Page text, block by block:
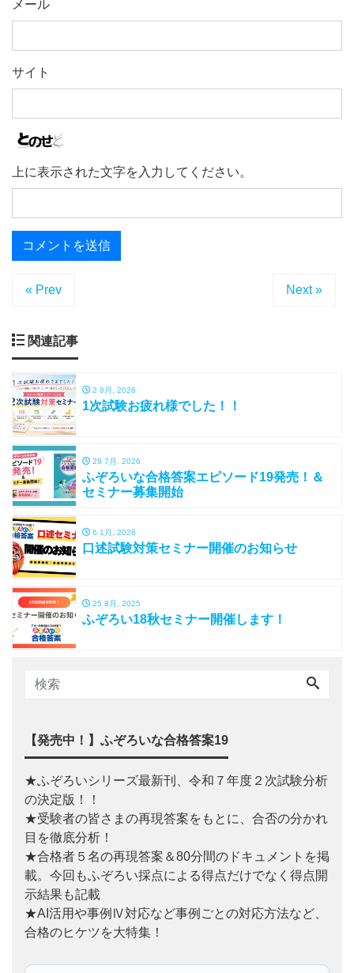
メール
サイト
上に表示された文字を入力してください。
« Prev Next »
関連記事
2 8月, 2026
1次試験お疲れ様でした！！
29 7月, 2026
ふぞろいな合格答案エピソード19発売！＆
セミナー募集開始
6 1月, 2026
口述試験対策セミナー開催のお知らせ
25 8月, 2025
ふぞろい18秋セミナー開催します！
【発売中！】ふぞろいな合格答案19
★ふぞろいシリーズ最新刊、令和７年度２次試験分析
の決定版！！
★受験者の皆さまの再現答案をもとに、合否の分かれ
目を徹底分析！
★合格者５名の再現答案＆80分間のドキュメントを掲
載。今回もふぞろい採点による得点だけでなく得点開
示結果も記載
★AI活用や事例Ⅳ対応など事例ごとの対応方法など、
合格のヒケツを大特集！